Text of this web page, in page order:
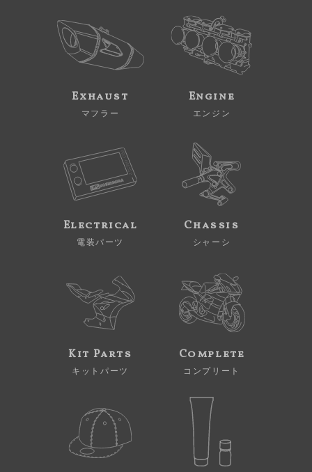
Exhaust
マフラー
Engine
エンジン
Electrical
電装パーツ
Chassis
シャーシ
Kit Parts
キットパーツ
Complete
コンプリート